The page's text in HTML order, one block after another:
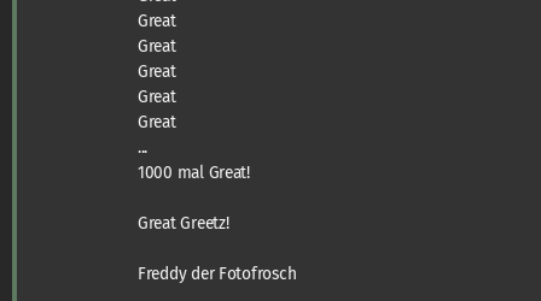
Great
Great
Great
Great
Great
...
1000 mal Great!
Great Greetz!
Freddy der Fotofrosch